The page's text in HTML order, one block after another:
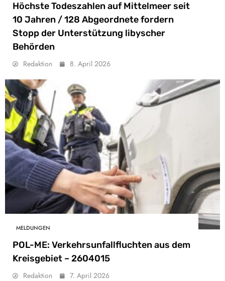
Höchste Todeszahlen auf Mittelmeer seit
10 Jahren / 128 Abgeordnete fordern
Stopp der Unterstützung libyscher
Behörden
Redaktion 8. April 2026
MELDUNGEN
POL-ME: Verkehrsunfallfluchten aus dem
Kreisgebiet – 2604015
Redaktion 7. April 2026